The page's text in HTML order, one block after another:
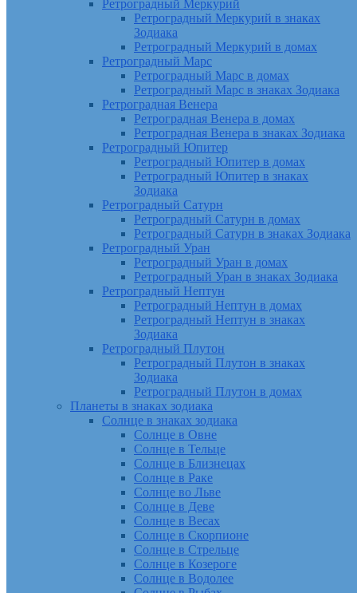
Ретроградный Меркурий
Ретроградный Меркурий в знаках
Зодиака
Ретроградный Меркурий в домах
Ретроградный Марс
Ретроградный Марс в домах
Ретроградный Марс в знаках Зодиака
Ретроградная Венера
Ретроградная Венера в домах
Ретроградная Венера в знаках Зодиака
Ретроградный Юпитер
Ретроградный Юпитер в домах
Ретроградный Юпитер в знаках
Зодиака
Ретроградный Сатурн
Ретроградный Сатурн в домах
Ретроградный Сатурн в знаках Зодиака
Ретроградный Уран
Ретроградный Уран в домах
Ретроградный Уран в знаках Зодиака
Ретроградный Нептун
Ретроградный Нептун в домах
Ретроградный Нептун в знаках
Зодиака
Ретроградный Плутон
Ретроградный Плутон в знаках
Зодиака
Ретроградный Плутон в домах
Планеты в знаках зодиака
Солнце в знаках зодиака
Солнце в Овне
Солнце в Тельце
Солнце в Близнецах
Солнце в Раке
Солнце во Льве
Солнце в Деве
Солнце в Весах
Солнце в Скорпионе
Солнце в Стрельце
Солнце в Козероге
Солнце в Водолее